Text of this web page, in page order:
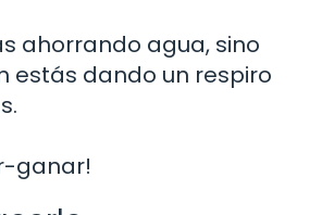
ahorrando agua, sino
estás dando un respiro
ganar!